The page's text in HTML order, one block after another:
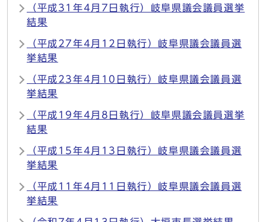
（平成31年4月7日執行）岐阜県議会議員選挙
結果
（平成27年4月12日執行）岐阜県議会議員選
挙結果
（平成23年4月10日執行）岐阜県議会議員選
挙結果
（平成19年4月8日執行）岐阜県議会議員選挙
結果
（平成15年4月13日執行）岐阜県議会議員選
挙結果
（平成11年4月11日執行）岐阜県議会議員選
挙結果